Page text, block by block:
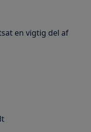
en vigtig del af